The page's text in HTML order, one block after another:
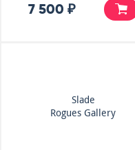
7 500 ₽
Slade
Rogues Gallery